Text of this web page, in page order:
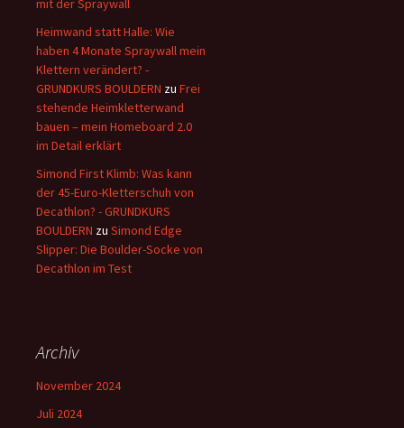
mit der Spraywall
Heimwand statt Halle: Wie
haben 4 Monate Spraywall mein
Klettern verändert? -
GRUNDKURS BOULDERN zu Frei
stehende Heimkletterwand
bauen – mein Homeboard 2.0
im Detail erklärt
Simond First Klimb: Was kann
der 45-Euro-Kletterschuh von
Decathlon? - GRUNDKURS
BOULDERN zu Simond Edge
Slipper: Die Boulder-Socke von
Decathlon im Test
Archiv
November 2024
Juli 2024